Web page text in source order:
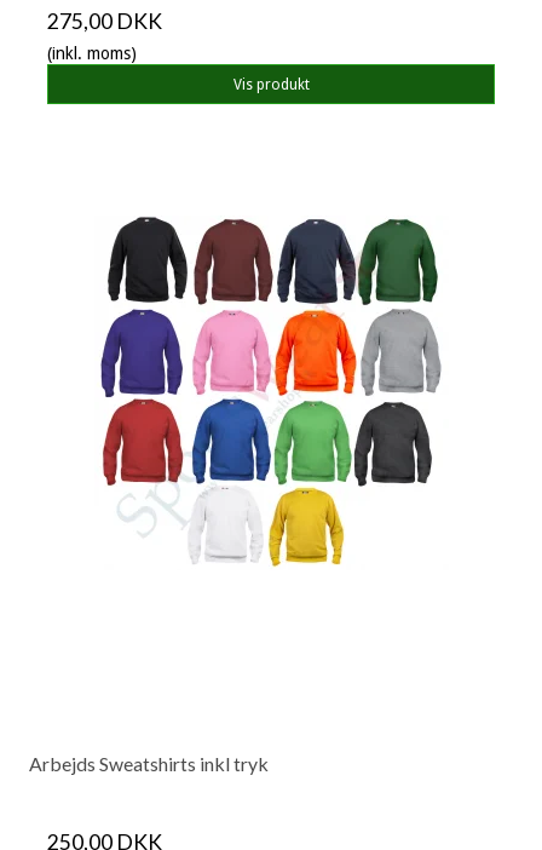
275,00 DKK
(inkl. moms)
Vis produkt
Arbejds Sweatshirts inkl tryk
250,00 DKK